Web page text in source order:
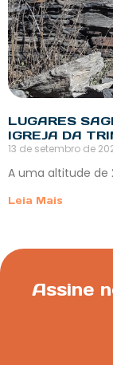
LUGARES
IGREJA DA
13 de setembro de
A uma altitude de
Leia Mais
Assine